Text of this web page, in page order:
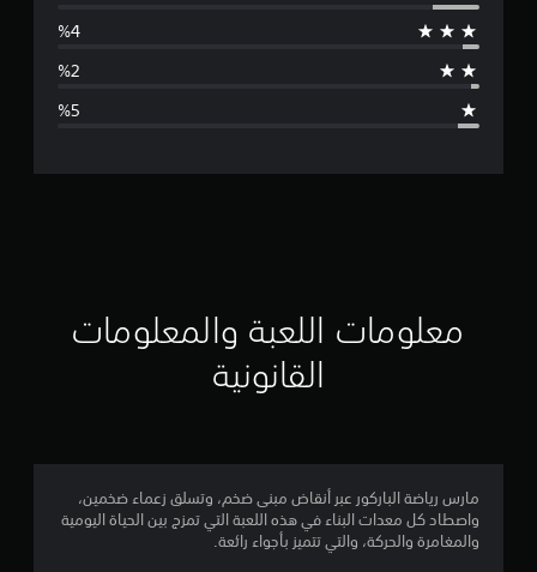
ت
ي
5
5
معلومات اللعبة والمعلومات
القانونية
مارس رياضة الباركور عبر أنقاض مبنى ضخم، وتسلق زعماء ضخمين،
واصطاد كل معدات البناء في هذه اللعبة التي تمزج بين الحياة اليومية
والمغامرة والحركة، والتي تتميز بأجواء رائعة.